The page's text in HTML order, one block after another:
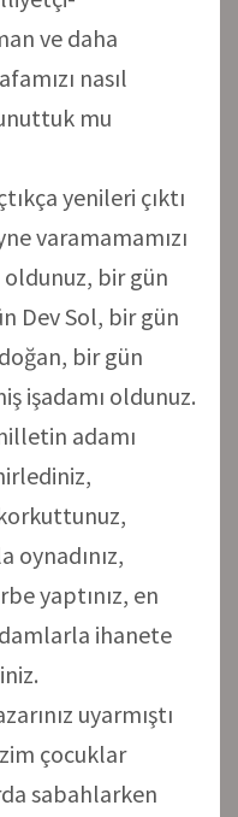
ve daha
nasıl
unuttuk mu
yenileri çıktı
varamamamızı
oldunuz, bir gün
Dev Sol, bir gün
bir gün
işadamı oldunuz.
adamı
oynadınız,
yaptınız, en
ihanete
uyarmıştı
çocuklar
sabahlarken